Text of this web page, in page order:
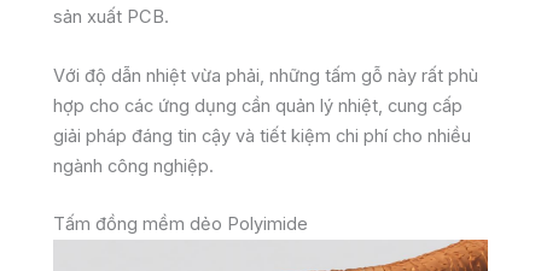
sản xuất PCB.
Với độ dẫn nhiệt vừa phải, những tấm gỗ này rất phù
hợp cho các ứng dụng cần quản lý nhiệt, cung cấp
giải pháp đáng tin cậy và tiết kiệm chi phí cho nhiều
ngành công nghiệp.
Tấm đồng mềm dẻo Polyimide